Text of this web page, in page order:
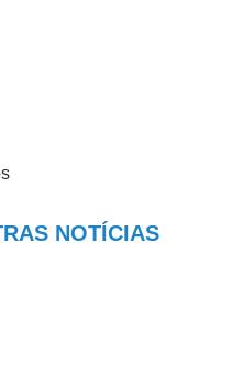
NOTÍCIAS